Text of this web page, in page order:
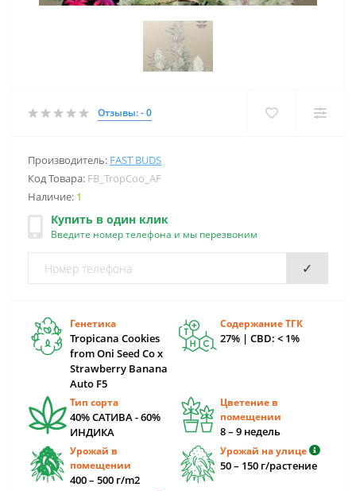
Отзывы: - 0
Производитель: FAST BUDS
Код Товара: FB_TropCoo_AF
Наличие: 1
Купить в один клик
Введите номер телефона и мы перезвоним
✓
Генетика
Tropicana Cookies
from Oni Seed Co x
Strawberry Banana
Auto F5
Содержание ТГК
27% | CBD: < 1%
Тип сорта
40% САТИВА - 60%
ИНДИКА
Цветение в
помещении
8 – 9 недель
Урожай в
помещении
400 – 500 г/m2
Урожай на улице
50 – 150 г/растение